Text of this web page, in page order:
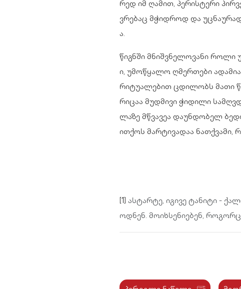
რედ იმ ღამით, პერისტერი
ვრებაც მჭიდროდ და
ა.
წიგნში მნიშვნელოვანი
ი, უმოწყალო ღმერთები
რიტუალებით ცდილობს მათი
რიცაა მუდმივი ჭიდილი
ლაზე მწვავეა დაუნდობელ
ითქოს მარტივადაა ნათქვამი,
[1] ასტარტე, იგივე ტანიტი -
ოდნენ. მოიხსენიებენ,